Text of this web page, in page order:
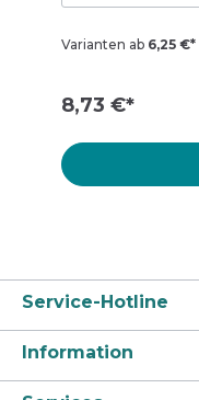
Varianten ab 6,25 €*
8,73 €*
Service-Hotline
Information